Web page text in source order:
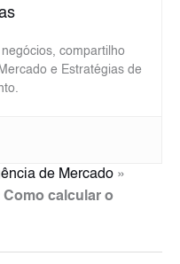
compartilho
e Estratégias de
de Mercado »
Como calcular o